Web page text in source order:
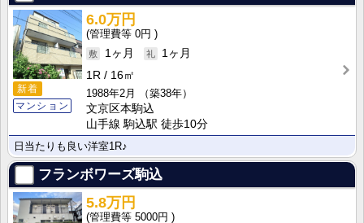
新着
マンション
6.0万円
0円
1ヶ月
1ヶ月
1R
16㎡
1988年2月
（築38年）
文京区本駒込
山手線 駒込駅 徒歩10分
日当たりも良い洋室1R♪
フランボワーズ駒込
5.8万円
5000円